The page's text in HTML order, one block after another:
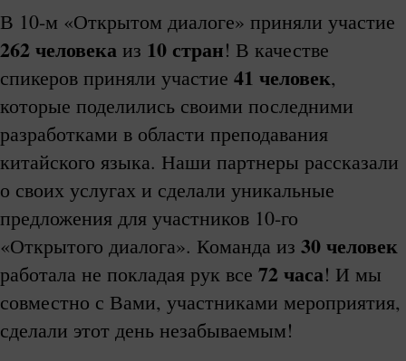
В 10-м «Открытом диалоге» приняли участие
262 человека из 10 стран! В качестве
спикеров приняли участие 41 человек,
которые поделились своими последними
разработками в области преподавания
китайского языка. Наши партнеры рассказали
о своих услугах и сделали уникальные
предложения для участников 10-го
«Открытого диалога». Команда из 30 человек
работала не покладая рук все 72 часа! И мы
совместно с Вами, участниками мероприятия,
сделали этот день незабываемым!